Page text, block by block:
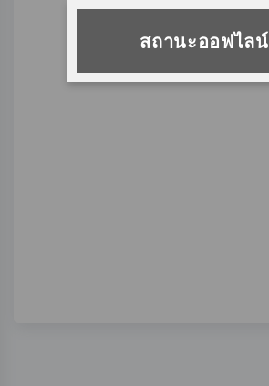
สถานะออฟไลน์